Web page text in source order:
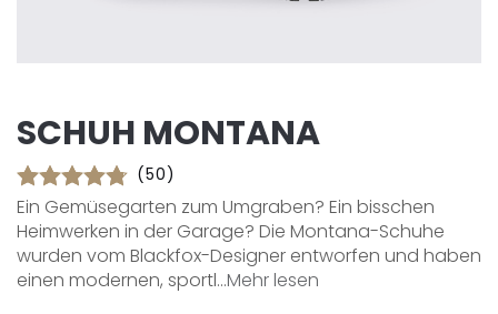
SCHUH MONTANA
(50)
Ein Gemüsegarten zum Umgraben? Ein bisschen
Heimwerken in der Garage? Die Montana-Schuhe
wurden vom Blackfox-Designer entworfen und haben
einen modernen, sportl...Mehr lesen